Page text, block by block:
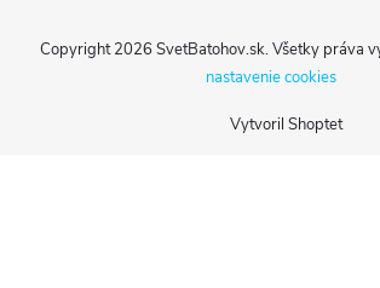
Vytvoril Shoptet
Copyright 2026 SvetBatohov.sk. Všetky práva
nastavenie cookies